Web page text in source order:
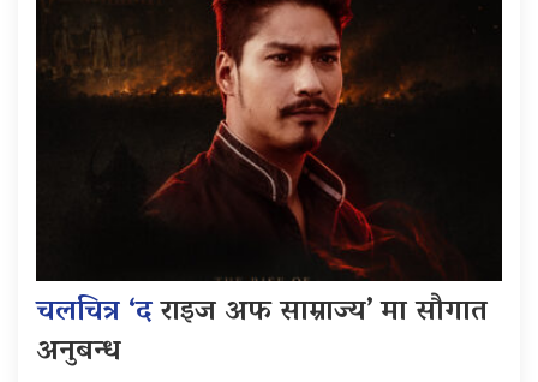
चलचित्र ‘दराइज अफ साम्राज्य’ मा सौगात
अनुबन्ध